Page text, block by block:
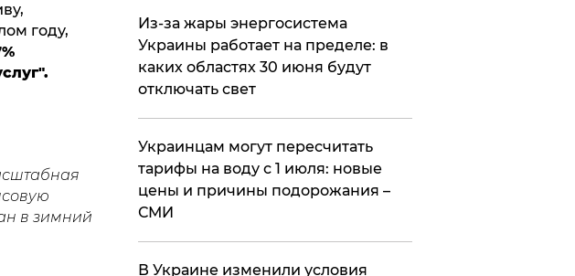
году,
в зимний
Из-за жары энергосистема
Украины работает на пределе: в
каких областях 30 июня будут
отключать свет
Украинцам могут пересчитать
тарифы на воду с 1 июля: новые
цены и причины подорожания –
СМИ
В Украине изменили условия